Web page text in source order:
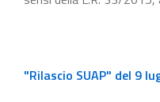
"Rilascio SUAP" del 9